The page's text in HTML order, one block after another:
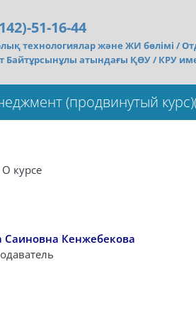
51-16-44
технологиялар және ЖИ бөлімі /
Байтұрсынұлы атындағы ҚӨУ / КРУ
(продвинутый
О курсе
Саиновна Кенжебекова